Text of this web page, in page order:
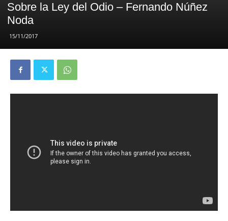
Sobre la Ley del Odio – Fernando Núñez
Noda
15/11/2017